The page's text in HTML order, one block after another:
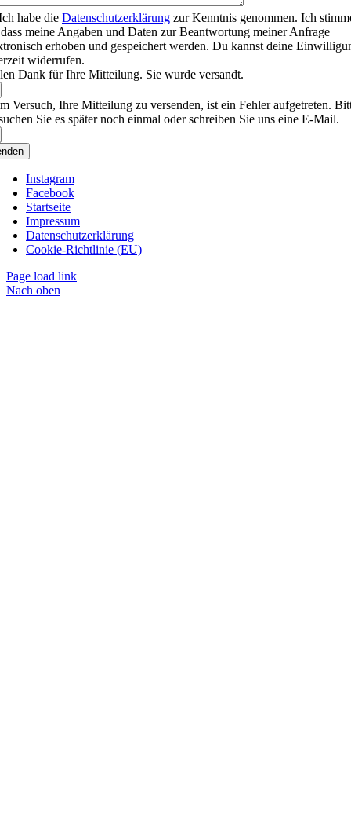
habe die Datenschutzerklärung zur Kenntnis genommen. Ich
meine Angaben und Daten zur Beantwortung meiner Anfrage
erhoben und gespeichert werden. Du kannst deine
widerrufen.
Dank für Ihre Mitteilung. Sie wurde versandt.
Versuch, Ihre Mitteilung zu versenden, ist ein Fehler aufgetreten.
Sie es später noch einmal oder schreiben Sie uns eine E-Mail.
Instagram
Facebook
Startseite
Impressum
Datenschutzerklärung
Cookie-Richtlinie (EU)
Page load link
Nach oben